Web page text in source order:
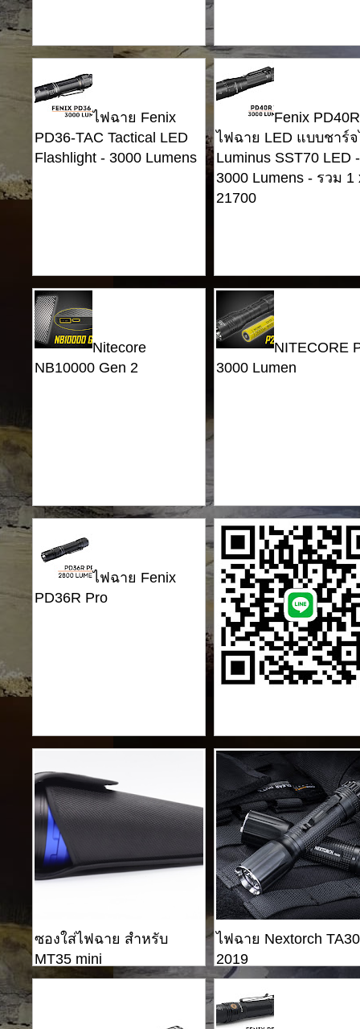
ไฟฉาย Fenix ​​
PD36-TAC Tactical LED
Flashlight - 3000 Lumens
Fenix
ไฟฉาย LED แบบชาร์
Luminus SST70 LED -
3000 Lumens - รวม 1
21700
Nitecore
NB10000 Gen 2
NITECORE
3000 Lumen
ไฟฉาย Fenix
PD36R Pro
ซองใส่ไฟฉาย สำหรับ
MT35 mini
ไฟฉาย Nextorch TA30
2019